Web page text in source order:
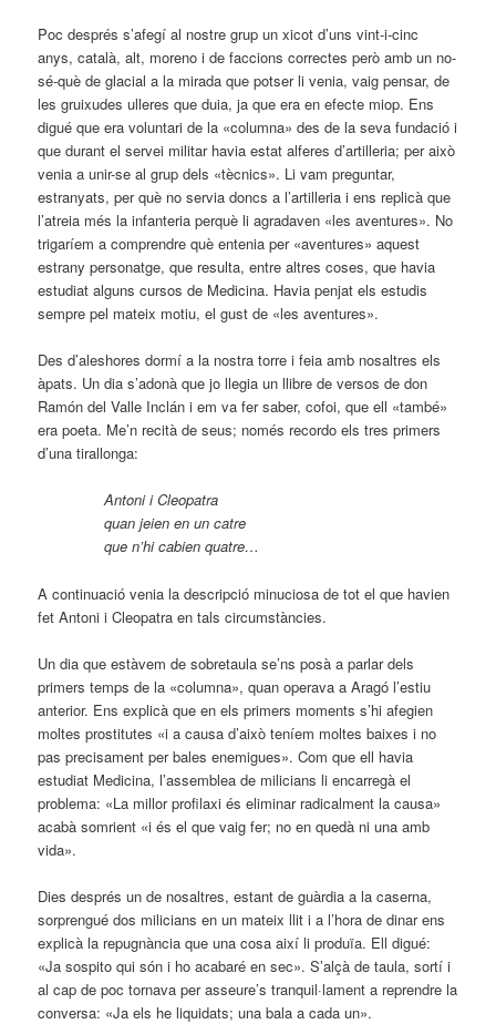
Poc després s’afegí al nostre grup un xicot d’uns vint-i-cinc
anys, català, alt, moreno i de faccions correctes però amb un no-
sé-què de glacial a la mirada que potser li venia, vaig pensar, de
les gruixudes ulleres que duia, ja que era en efecte miop. Ens
digué que era voluntari de la «columna» des de la seva fundació i
que durant el servei militar havia estat alferes d’artilleria; per això
venia a unir-se al grup dels «tècnics». Li vam preguntar,
estranyats, per què no servia doncs a l’artilleria i ens replicà que
l’atreia més la infanteria perquè li agradaven «les aventures». No
trigaríem a comprendre què entenia per «aventures» aquest
estrany personatge, que resulta, entre altres coses, que havia
estudiat alguns cursos de Medicina. Havia penjat els estudis
sempre pel mateix motiu, el gust de «les aventures».
Des d’aleshores dormí a la nostra torre i feia amb nosaltres els
àpats. Un dia s’adonà que jo llegia un llibre de versos de don
Ramón del Valle Inclán i em va fer saber, cofoi, que ell «també»
era poeta. Me’n recità de seus; només recordo els tres primers
d’una tirallonga:
Antoni i Cleopatra
quan jeien en un catre
que n’hi cabien quatre…
A continuació venia la descripció minuciosa de tot el que havien
fet Antoni i Cleopatra en tals circumstàncies.
Un dia que estàvem de sobretaula se’ns posà a parlar dels
primers temps de la «columna», quan operava a Aragó l’estiu
anterior. Ens explicà que en els primers moments s’hi afegien
moltes prostitutes «i a causa d’això teníem moltes baixes i no
pas precisament per bales enemigues». Com que ell havia
estudiat Medicina, l’assemblea de milicians li encarregà el
problema: «La millor profilaxi és eliminar radicalment la causa»
acabà somrient «i és el que vaig fer; no en quedà ni una amb
vida».
Dies després un de nosaltres, estant de guàrdia a la caserna,
sorprengué dos milicians en un mateix llit i a l’hora de dinar ens
explicà la repugnància que una cosa així li produïa. Ell digué:
«Ja sospito qui són i ho acabaré en sec». S’alçà de taula, sortí i
al cap de poc tornava per asseure’s tranquil·lament a reprendre la
conversa: «Ja els he liquidats; una bala a cada un».